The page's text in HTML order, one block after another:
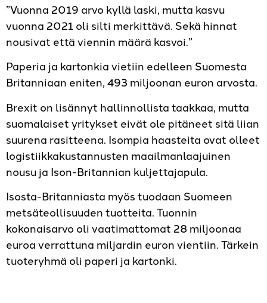
”Vuonna 2019 arvo kyllä laski, mutta kasvu
vuonna 2021 oli silti merkittävä. Sekä hinnat
nousivat että viennin määrä kasvoi.”
Paperia ja kartonkia vietiin edelleen Suomesta
Britanniaan eniten, 493 miljoonan euron arvosta.
Brexit on lisännyt hallinnollista taakkaa, mutta
suomalaiset yritykset eivät ole pitäneet sitä liian
suurena rasitteena. Isompia haasteita ovat olleet
logistiikkakustannusten maailmanlaajuinen
nousu ja Ison-Britannian kuljettajapula.
Isosta-Britanniasta myös tuodaan Suomeen
metsäteollisuuden tuotteita. Tuonnin
kokonaisarvo oli vaatimattomat 28 miljoonaa
euroa verrattuna miljardin euron vientiin. Tärkein
tuoteryhmä oli paperi ja kartonki.